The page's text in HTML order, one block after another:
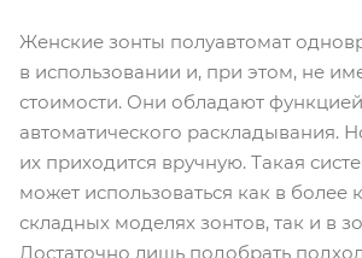
Женские зонты полуавтомат
в использовании и, при этом, не
стоимости. Они обладают функцией
автоматического раскладывания.
их приходится вручную. Такая
может использоваться как в более
складных моделях зонтов, так и в
Достаточно лишь подобрать